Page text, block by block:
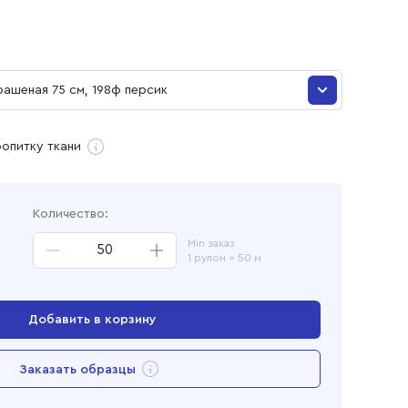
75 см, 198ф персик
75 см, 83ф фисташка
75 см, 230ф розовый
75 см, 198ф персик
ткани
Количество:
Min заказ
1 рулон = 50 м
Добавить в корзину
Заказать образцы